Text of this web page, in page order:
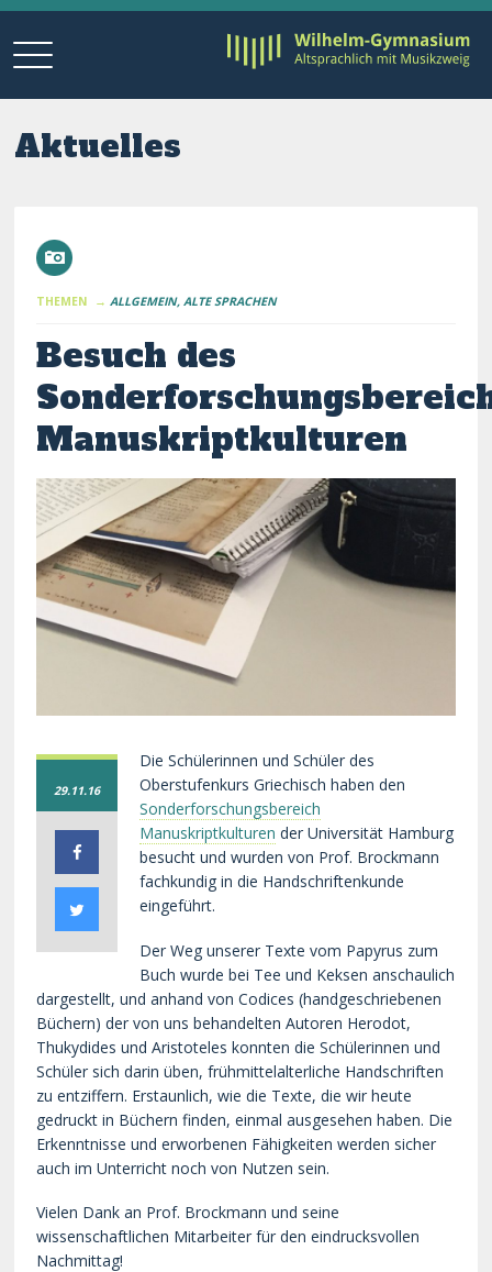
Aktuelles
THEMEN → ALLGEMEIN ALTE SPRACHEN
Besuch des
Manuskriptkulturen
29.11.16
Die Schülerinnen und Schüler des
Oberstufenkurs Griechisch haben den
Sonderforschungsbereich
Manuskriptkulturen der Universität Hamburg
besucht und wurden von Prof. Brockmann
fachkundig in die Handschriftenkunde
eingeführt.
Der Weg unserer Texte vom Papyrus zum
Buch wurde bei Tee und Keksen anschaulich
dargestellt, und anhand von Codices (handgeschriebenen
Büchern) der von uns behandelten Autoren Herodot,
Thukydides und Aristoteles konnten die Schülerinnen und
Schüler sich darin üben, frühmittelalterliche Handschriften
zu entziffern. Erstaunlich, wie die Texte, die wir heute
gedruckt in Büchern finden, einmal ausgesehen haben. Die
Erkenntnisse und erworbenen Fähigkeiten werden sicher
auch im Unterricht noch von Nutzen sein.
Vielen Dank an Prof. Brockmann und seine
wissenschaftlichen Mitarbeiter für den eindrucksvollen
Nachmittag!